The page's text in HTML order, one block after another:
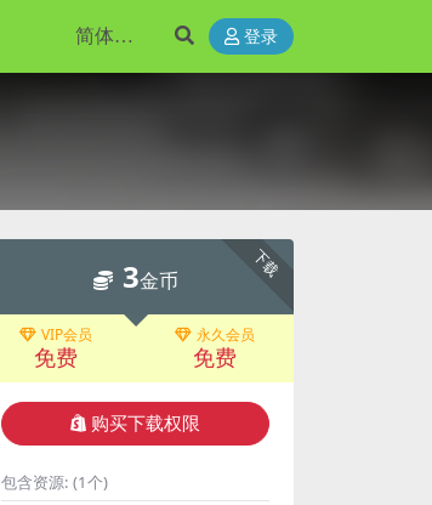
登录
下载
3金币
VIP会员
免费
永久会员
免费
购买下载权限
包含资源: (1个)